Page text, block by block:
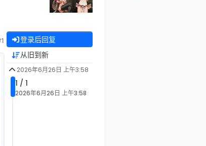
登录后回复
从旧到新
2026年6月26日 上午3:58
1 / 1
2026年6月26日 上午3:58